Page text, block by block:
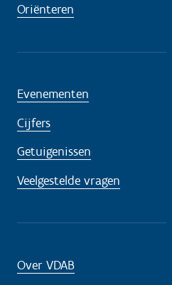
Oriënteren
Evenementen
Cijfers
Getuigenissen
Veelgestelde vragen
Over VDAB